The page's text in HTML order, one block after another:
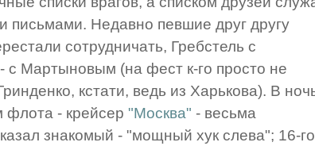
письмами. Недавно певшие друг другу
сотрудничать, Гребстель с
с Мартыновым (на фест к-го просто не
кстати, ведь из Харькова). В
флота - крейсер "Москва" - весьма
знакомый - "мощный хук слева"; 16-го